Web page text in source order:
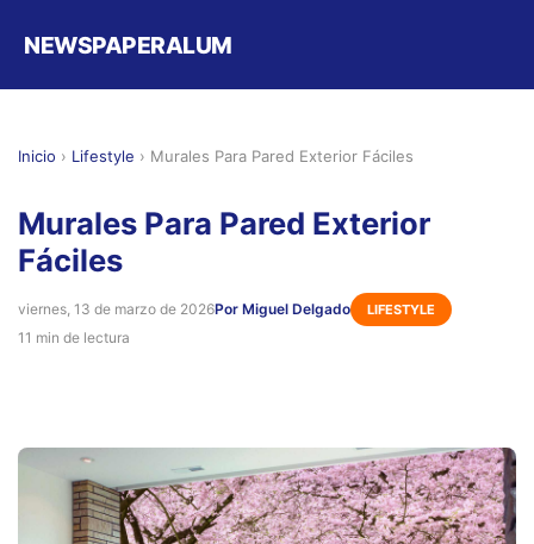
NEWSPAPERALUM
Inicio › Lifestyle › Murales Para Pared Exterior Fáciles
Murales Para Pared Exterior
Fáciles
viernes, 13 de marzo de 2026Por Miguel Delgado LIFESTYLE
11 min de lectura